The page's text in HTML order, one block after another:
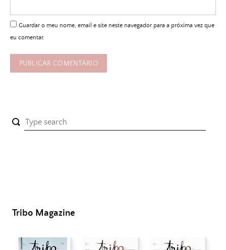
Guardar o meu nome, email e site neste navegador para a próxima vez que
eu comentar.
Tribo Magazine